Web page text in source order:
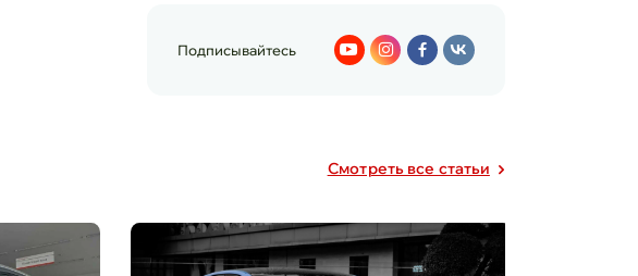
Подписывайтесь
Cмотреть все статьи